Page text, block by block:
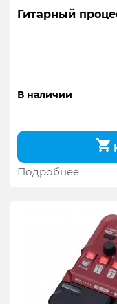
Гитарный
В наличии
Подробнее